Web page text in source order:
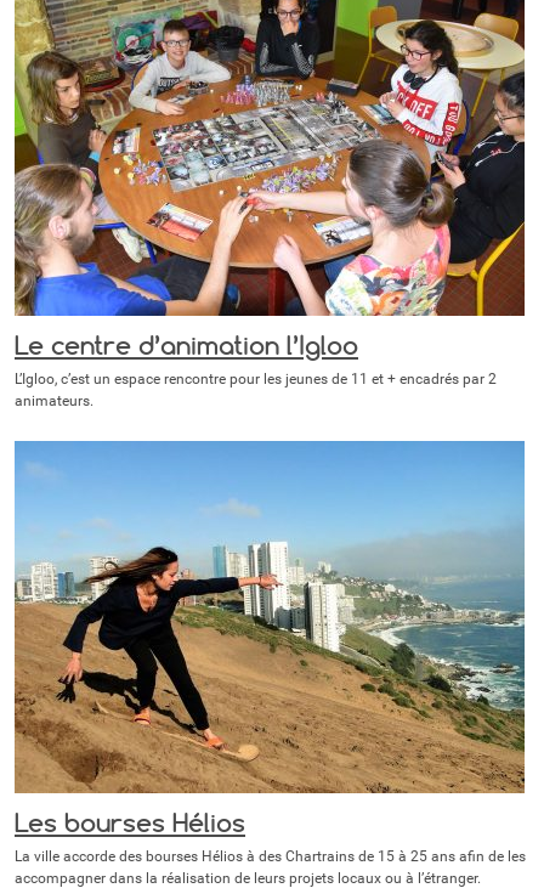
Le centre d’animation l’Igloo
L’Igloo, c’est un espace rencontre pour les jeunes de 11 et + encadrés par 2
animateurs.
Les bourses Hélios
La ville accorde des bourses Hélios à des Chartrains de 15 à 25 ans afin de les
accompagner dans la réalisation de leurs projets locaux ou à l’étranger.